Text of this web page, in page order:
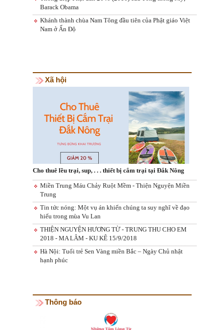
Barack Obama
Khánh thành chùa Nam Tông đầu tiên của Phật giáo Việt
Nam ở Ấn Độ
Xã hội
Cho thuê lều trại, sup, . . . thiết bị cắm trại tại Đắk Nông
Miền Trung Máu Chảy Ruột Mềm - Thiện Nguyện Miền
Trung
Tin tức nóng: Một vụ án khiến chúng ta suy nghĩ về đạo
hiếu trong mùa Vu Lan
THIỆN NGUYỆN HƯƠNG TỪ - TRUNG THU CHO EM
2018 - MA LÂM - KU KÊ 15/9/2018
Hà Nội: Tuổi trẻ Sen Vàng miền Bắc – Ngày Chủ nhật
hạnh phúc
Thông báo